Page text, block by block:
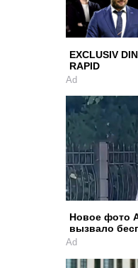
EXCLUSIV
RAPID
Ad
Новое фото
вызвало
Ad